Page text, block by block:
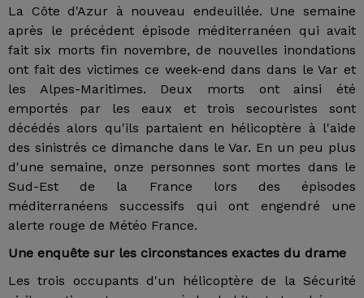
La Côte d'Azur à nouveau endeuillée. Une semaine
après le précédent épisode méditerranéen qui avait
fait six morts fin novembre, de nouvelles inondations
ont fait des victimes ce week-end dans dans le Var et
les Alpes-Maritimes. Deux morts ont ainsi été
emportés par les eaux et trois secouristes sont
décédés alors qu'ils partaient en hélicoptère à l'aide
des sinistrés ce dimanche dans le Var. En un peu plus
d'une semaine, onze personnes sont mortes dans le
Sud-Est de la France lors des épisodes
méditerranéens successifs qui ont engendré une
alerte rouge de Météo France.
Une enquête sur les circonstances exactes du drame
Les trois occupants d'un hélicoptère de la Sécurité